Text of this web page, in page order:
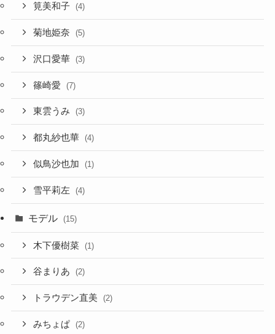
筧美和子 (4)
菊地姫奈 (5)
沢口愛華 (3)
篠崎愛 (7)
東雲うみ (3)
都丸紗也華 (4)
似鳥沙也加 (1)
雪平莉左 (4)
モデル (15)
木下優樹菜 (1)
谷まりあ (2)
トラウデン直美 (2)
みちょぱ (2)